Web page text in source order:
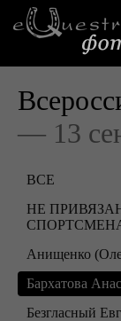
— 13
ВСЕ
НЕ
Анищенко
Бархатова
Безгласный